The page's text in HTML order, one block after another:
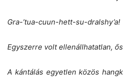
Gra-’tua-cuun-hett-su-dralshy’a!
Egyszerre volt ellenállhatatlan,
A kántálás egyetlen közös